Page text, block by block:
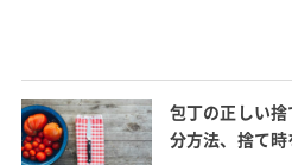
包丁の正しい
分方法、捨て